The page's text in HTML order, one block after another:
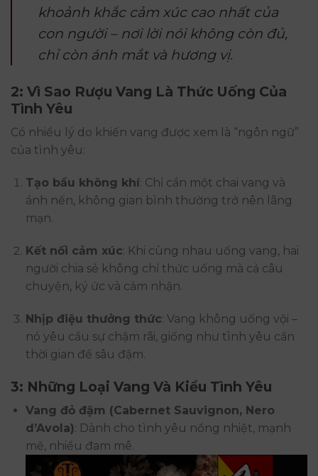
khoảnh khắc cảm xúc cao nhất của
con người – nơi lời nói không còn đủ,
chỉ còn ánh mắt và hương vị.
2: Vì Sao Rượu Vang Là Thức Uống Của
Tình Yêu
Có nhiều lý do khiến vang được xem là “ngôn ngữ”
của tình yêu:
Tạo bầu không khí: Chỉ cần một chai vang và
ánh nến, không gian bình thường trở nên lãng
mạn.
Kết nối cảm xúc: Khi cùng nhau uống vang, hai
người chia sẻ không chỉ thức uống mà cả câu
chuyện, ký ức và cảm nhận.
Nhịp điệu thưởng thức: Vang không uống vội –
nó yêu cầu sự chậm rãi, giống như tình yêu cần
thời gian để sâu đậm.
3: Những Loại Vang Và Kiểu Tình Yêu
Vang đỏ đậm (Cabernet Sauvignon, Nero
d’Avola): Dành cho tình yêu nồng nhiệt, mạnh
mẽ, nhiều đam mê.